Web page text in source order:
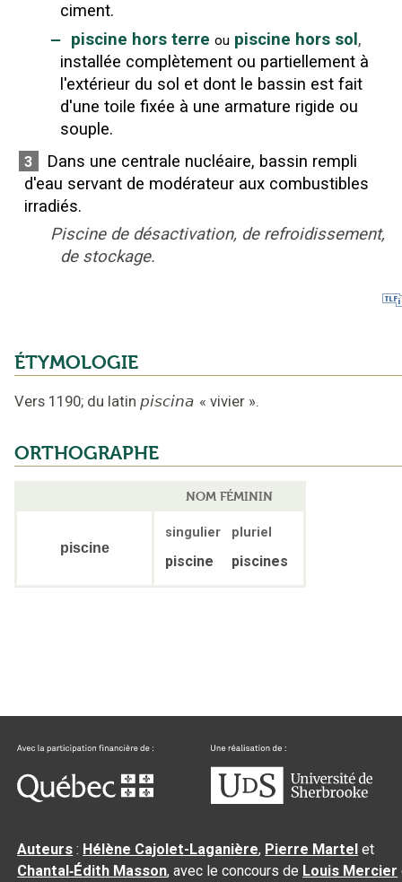
ciment.
‒ piscine hors terre ou piscine hors sol,
installée complètement ou partiellement à
l'extérieur du sol et dont le bassin est fait
d'une toile fixée à une armature rigide ou
souple.
3
Dans une centrale nucléaire, bassin rempli
d'eau servant de modérateur aux combustibles
irradiés.
Piscine de désactivation, de refroidissement,
de stockage.
ÉTYMOLOGIE
Vers 1190; du latin piscina « vivier ».
ORTHOGRAPHE
NOM FÉMININ
piscine
singulier pluriel
piscine piscines
Auteurs : Hélène Cajolet-Laganière, Pierre Martel et
Chantal‑Édith Masson, avec le concours de Louis Mercier